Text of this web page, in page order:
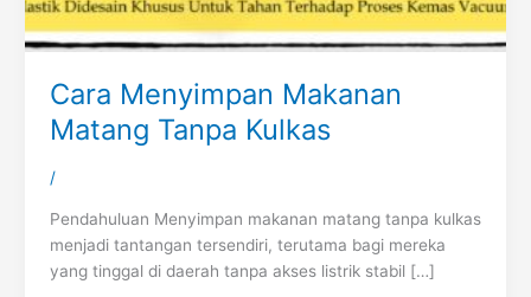
Cara Menyimpan Makanan
Matang Tanpa Kulkas
/
Pendahuluan Menyimpan makanan matang tanpa kulkas
menjadi tantangan tersendiri, terutama bagi mereka
yang tinggal di daerah tanpa akses listrik stabil […]